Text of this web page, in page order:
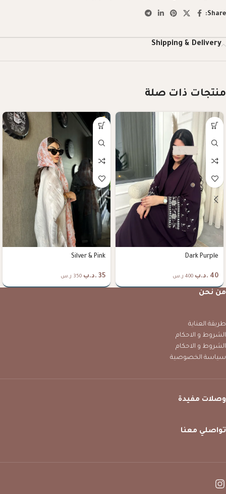
Share:
Shipping & Delivery
منتجات ذات صلة
Dark Purple
40 .د.ب 400 ر.س
Silver & Pink
35 .د.ب 350 ر.س
من نحن
طريقة العناية
الشروط و الاحكام
الشروط و الاحكام
سياسة الخصوصية
وصلات مفيدة
تواصلي معنا